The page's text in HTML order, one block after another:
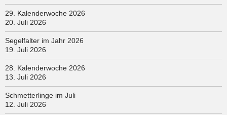
29. Kalenderwoche 2026
20. Juli 2026
Segelfalter im Jahr 2026
19. Juli 2026
28. Kalenderwoche 2026
13. Juli 2026
Schmetterlinge im Juli
12. Juli 2026